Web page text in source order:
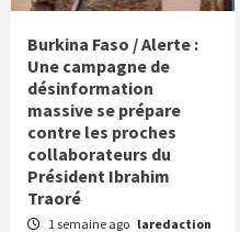
Burkina Faso / Alerte :
Une campagne de
désinformation
massive se prépare
contre les proches
collaborateurs du
Président Ibrahim
Traoré
1 semaine ago laredaction